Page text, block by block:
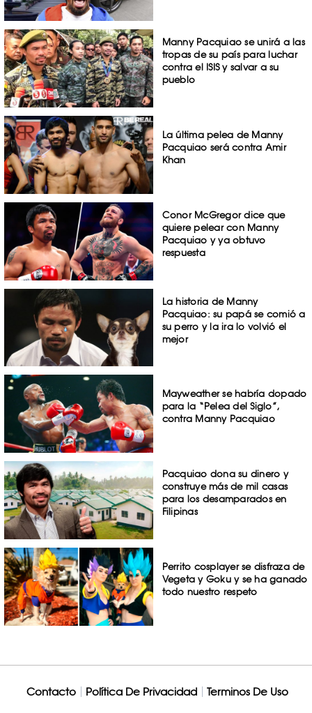
Manny Pacquiao se unirá a las
tropas de su país para luchar
contra el ISIS y salvar a su
pueblo
La última pelea de Manny
Pacquiao será contra Amir
Khan
Conor McGregor dice que
quiere pelear con Manny
Pacquiao y ya obtuvo
respuesta
La historia de Manny
Pacquiao: su papá se comió a
su perro y la ira lo volvió el
mejor
Mayweather se habría dopado
para la “Pelea del Siglo”,
contra Manny Pacquiao
Pacquiao dona su dinero y
construye más de mil casas
para los desamparados en
Filipinas
Perrito cosplayer se disfraza de
Vegeta y Goku y se ha ganado
todo nuestro respeto
Contacto Política De Privacidad Terminos De Uso